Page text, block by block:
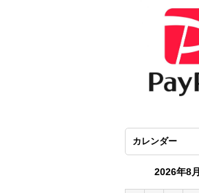
カレンダー
2026年8月